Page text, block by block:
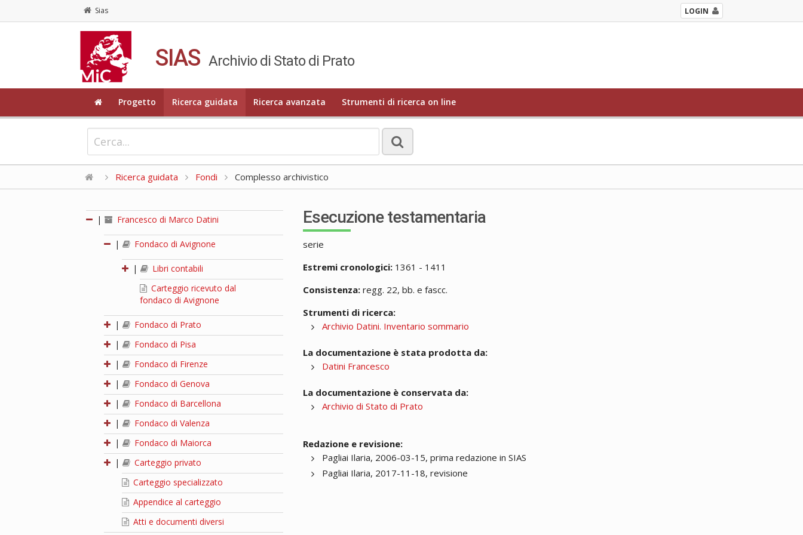
Sias LOGIN
SIAS Archivio di Stato di Prato
Progetto Ricerca guidata Ricerca avanzata Strumenti di ricerca on line
Ricerca guidata Fondi Complesso archivistico
| Francesco di Marco Datini
| Fondaco di Avignone
|
Libri contabili
Carteggio ricevuto dal
fondaco di Avignone
|
Fondaco di Prato
|
Fondaco di Pisa
|
Fondaco di Firenze
|
Fondaco di Genova
|
Fondaco di Barcellona
|
Fondaco di Valenza
|
Fondaco di Maiorca
|
Carteggio privato
Carteggio specializzato
Appendice al carteggio
Atti e documenti diversi
Esecuzione testamentaria
serie
Estremi cronologici: 1361 - 1411
Consistenza: regg. 22, bb. e fascc.
Strumenti di ricerca:
Archivio Datini. Inventario sommario
La documentazione è stata prodotta da:
Datini Francesco
La documentazione è conservata da:
Archivio di Stato di Prato
Redazione e revisione:
Pagliai Ilaria, 2006-03-15, prima redazione in SIAS
Pagliai Ilaria, 2017-11-18, revisione